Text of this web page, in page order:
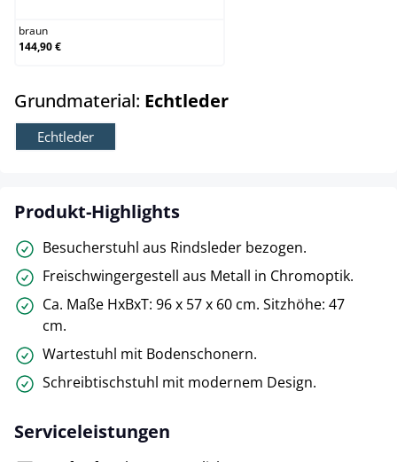
braun
144,90 €
Grundmaterial: Echtlederauswählen
Echtleder
Produkt-Highlights
Besucherstuhl aus Rindsleder bezogen.
Freischwingergestell aus Metall in Chromoptik.
Ca. Maße HxBxT: 96 x 57 x 60 cm. Sitzhöhe: 47
cm.
Wartestuhl mit Bodenschonern.
Schreibtischstuhl mit modernem Design.
Serviceleistungen